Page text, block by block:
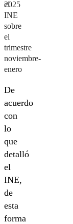
el
INE
sobre
el
trimestre
noviembre-
enero
2025
De
acuerdo
con
lo
que
detalló
el
INE,
de
esta
forma